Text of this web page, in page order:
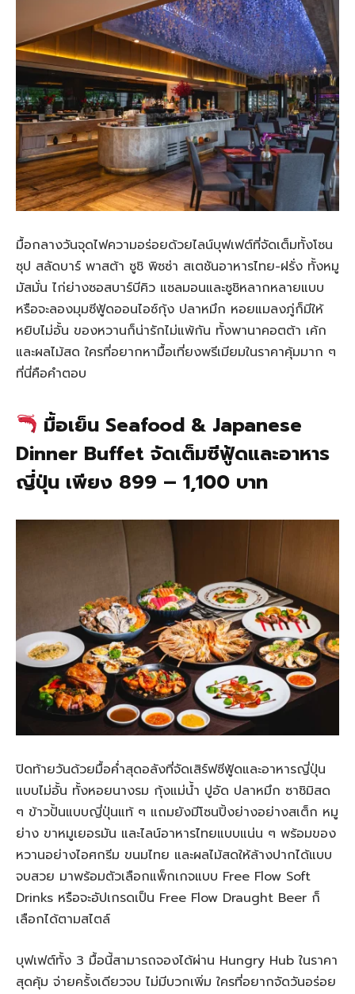
มื้อกลางวันจุดไฟความอร่อยด้วยไลน์บุฟเฟต์ที่จัดเต็มทั้งโซน
ซุป สลัดบาร์ พาสต้า ซูชิ พิซซ่า สเตชันอาหารไทย-ฝรั่ง ทั้งหมู
มัสมั่น ไก่ย่างซอสบาร์บีคิว แซลมอนและซูชิหลากหลายแบบ
หรือจะลองมุมซีฟู้ดออนไอซ์กุ้ง ปลาหมึก หอยแมลงภู่ก็มีให้
หยิบไม่อั้น ของหวานก็น่ารักไม่แพ้กัน ทั้งพานาคอตต้า เค้ก
และผลไม้สด ใครที่อยากหามื้อเที่ยงพรีเมียมในราคาคุ้มมาก ๆ
ที่นี่คือคำตอบ
มื้อเย็น Seafood & Japanese
Dinner Buffet จัดเต็มซีฟู้ดและอาหาร
ญี่ปุ่น เพียง 899 – 1,100 บาท
ปิดท้ายวันด้วยมื้อค่ำสุดอลังที่จัดเสิร์ฟซีฟู้ดและอาหารญี่ปุ่น
แบบไม่อั้น ทั้งหอยนางรม กุ้งแม่น้ำ ปูอัด ปลาหมึก ซาชิมิสด
ๆ ข้าวปั้นแบบญี่ปุ่นแท้ ๆ แถมยังมีโซนปิ้งย่างอย่างสเต็ก หมู
ย่าง ขาหมูเยอรมัน และไลน์อาหารไทยแบบแน่น ๆ พร้อมของ
หวานอย่างไอศกรีม ขนมไทย และผลไม้สดให้ล้างปากได้แบบ
จบสวย มาพร้อมตัวเลือกแพ็กเกจแบบ Free Flow Soft
Drinks หรือจะอัปเกรดเป็น Free Flow Draught Beer ก็
เลือกได้ตามสไตล์
บุฟเฟต์ทั้ง 3 มื้อนี้สามารถจองได้ผ่าน Hungry Hub ในราคา
สุดคุ้ม จ่ายครั้งเดียวจบ ไม่มีบวกเพิ่ม ใครที่อยากจัดวันอร่อย